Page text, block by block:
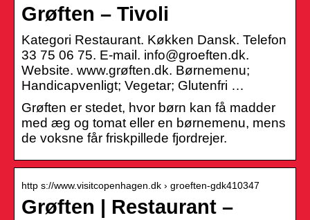
Grøften – Tivoli
Kategori Restaurant. Køkken Dansk. Telefon
33 75 06 75. E-mail. info@groeften.dk.
Website. www.grøften.dk. Børnemenu;
Handicapvenligt; Vegetar; Glutenfri …
Grøften er stedet, hvor børn kan få madder
med æg og tomat eller en børnemenu, mens
de voksne får friskpillede fjordrejer.
http s://www.visitcopenhagen.dk › groeften-gdk410347
Grøften | Restaurant –